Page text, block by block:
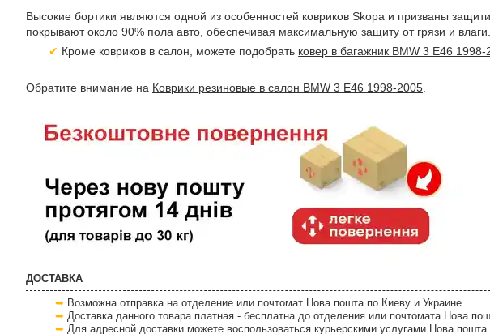
Высокие бортики являются одной из особенностей ковриков Skopa и призваны
покрывают около 90% пола авто, обеспечивая максимальную защиту от грязи и влаги.
Кроме ковриков в салон, можете подобрать ковер в багажник BMW 3 E46 1998-
Обратите внимание на Коврики резиновые в салон BMW 3 E46 1998-2005
ДОСТАВКА
Возможна отправка на отделение или почтомат Нова пошта по Киеву и Украине.
Доставка данного товара платная - бесплатна до отделения или почтомата Нова
Для адресной доставки можете воспользоваться курьерскими услугами Нова